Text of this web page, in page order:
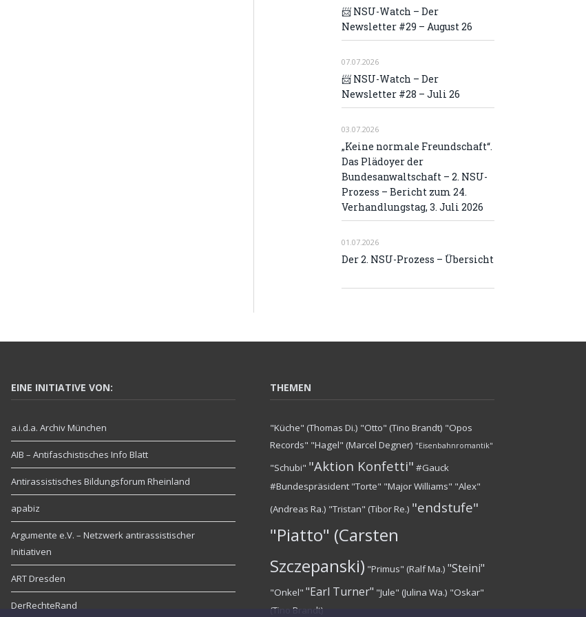
📨 NSU-Watch – Der
Newsletter #29 – August 26
07.07.2026
📨 NSU-Watch – Der
Newsletter #28 – Juli 26
03.07.2026
„Keine normale Freundschaft“.
Das Plädoyer der
Bundesanwaltschaft – 2. NSU-
Prozess – Bericht zum 24.
Verhandlungstag, 3. Juli 2026
01.07.2026
Der 2. NSU-Prozess – Übersicht
EINE INITIATIVE VON:
a.i.d.a. Archiv München
AIB – Antifaschistisches Info Blatt
Antirassistisches Bildungsforum Rheinland
apabiz
Argumente e.V. – Netzwerk antirassistischer
Initiativen
ART Dresden
DerRechteRand
THEMEN
"Küche" (Thomas Di.) "Otto" (Tino Brandt) "Opos
Records" "Hagel" (Marcel Degner) "Eisenbahnromantik"
"Schubi" "Aktion Konfetti" #Gauck
#Bundespräsident "Torte" "Major Williams" "Alex"
(Andreas Ra.) "Tristan" (Tibor Re.) "endstufe"
"Piatto" (Carsten
Szczepanski) "Primus" (Ralf Ma.) "Steini"
"Onkel" "Earl Turner" "Jule" (Julina Wa.) "Oskar"
(Tino Brandt)